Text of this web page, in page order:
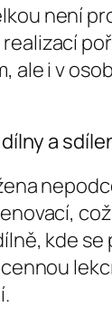
není
ale i v
a
kde